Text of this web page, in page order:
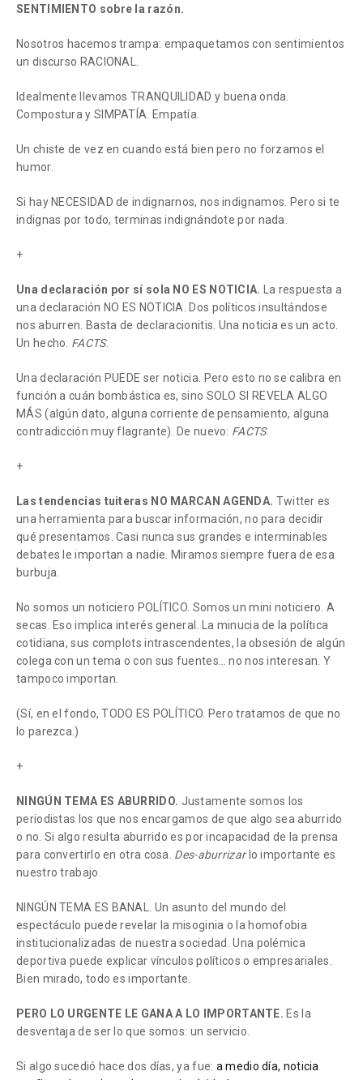
SENTIMIENTO sobre la razón.
Nosotros hacemos trampa: empaquetamos con sentimientos
un discurso RACIONAL.
Idealmente llevamos TRANQUILIDAD y buena onda.
Compostura y SIMPATÍA. Empatía.
Un chiste de vez en cuando está bien pero no forzamos el
humor.
Si hay NECESIDAD de indignarnos, nos indignamos. Pero si te
indignas por todo, terminas indignándote por nada.
+
Una declaración por sí sola NO ES NOTICIA. La respuesta a
una declaración NO ES NOTICIA. Dos políticos insultándose
nos aburren. Basta de declaracionitis. Una noticia es un acto.
Un hecho. FACTS.
Una declaración PUEDE ser noticia. Pero esto no se calibra en
función a cuán bombástica es, sino SOLO SI REVELA ALGO
MÁS (algún dato, alguna corriente de pensamiento, alguna
contradicción muy flagrante). De nuevo: FACTS.
+
Las tendencias tuiteras NO MARCAN AGENDA. Twitter es
una herramienta para buscar información, no para decidir
qué presentamos. Casi nunca sus grandes e interminables
debates le importan a nadie. Miramos siempre fuera de esa
burbuja.
No somos un noticiero POLÍTICO. Somos un mini noticiero. A
secas. Eso implica interés general. La minucia de la política
cotidiana, sus complots intrascendentes, la obsesión de algún
colega con un tema o con sus fuentes… no nos interesan. Y
tampoco importan.
(Sí, en el fondo, TODO ES POLÍTICO. Pero tratamos de que no
lo parezca.)
+
NINGÚN TEMA ES ABURRIDO. Justamente somos los
periodistas los que nos encargamos de que algo sea aburrido
o no. Si algo resulta aburrido es por incapacidad de la prensa
para convertirlo en otra cosa. Des-aburrizarlo importante es
nuestro trabajo.
NINGÚN TEMA ES BANAL. Un asunto del mundo del
espectáculo puede revelar la misoginia o la homofobia
institucionalizadas de nuestra sociedad. Una polémica
deportiva puede explicar vínculos políticos o empresariales.
Bien mirado, todo es importante.
PERO LO URGENTE LE GANA A LO IMPORTANTE.Es la
desventaja de ser lo que somos: un servicio.
Si algo sucedió hace dos días, ya fue: a medio día, noticia